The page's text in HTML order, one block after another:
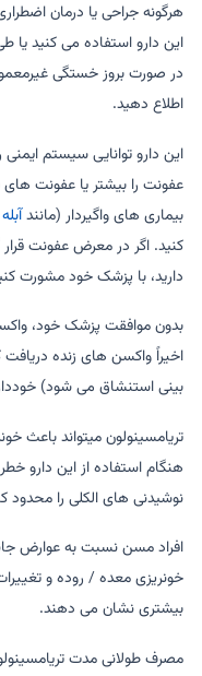
هرگونه جراحی یا درمان
در صورت بروز خستگی
اطلاع دهید.
این دارو توانایی سیستم
عفونت را بیشتر یا عفونت های
بیماری های واگیردار (مانند
کنید. اگر در معرض عفونت
دارید، با پزشک خود مشورت
بدون موافقت پزشک خود،
اخیراً واکسن های زنده دریافت
بینی استنشاق می شود)
تریامسینولون میتواند باعث
هنگام استفاده از این دارو
نوشیدنی های الکلی را محدود
افراد مسن نسبت به عوارض
خونریزی معده / روده و
بیشتری نشان می دهند.
مصرف طولانی مدت